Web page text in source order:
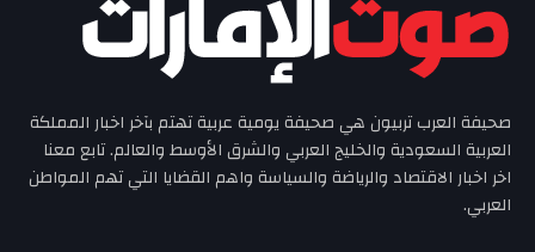
صحيفة العرب تربيون هي صحيفة يومية عربية تهتم بآخر اخبار المملكة
العربية السعودية والخليج العربي والشرق الأوسط والعالم. تابع معنا
اخر اخبار الاقتصاد والرياضة والسياسة واهم القضايا التي تهم المواطن
العربي.